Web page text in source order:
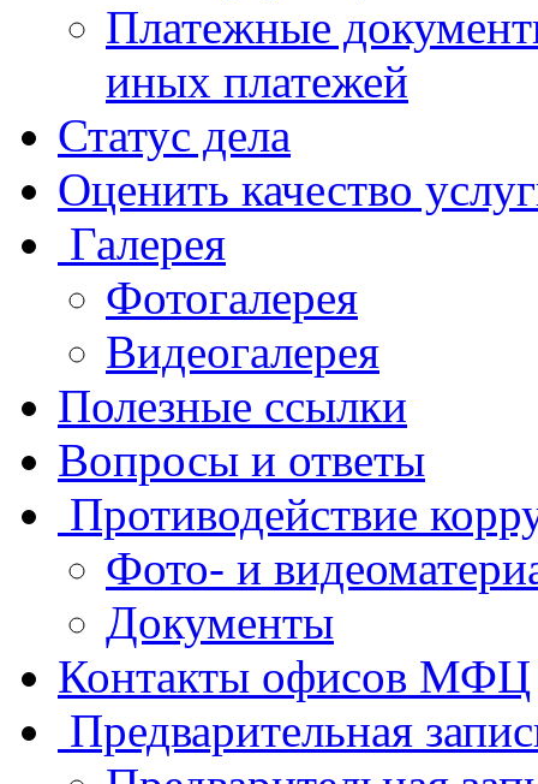
Платежные
иных платежей
Статус дела
Оценить качество
Галерея
Фотогалерея
Видеогалерея
Полезные ссылки
Вопросы и ответы
Противодействие
Фото- и
Документы
Контакты офисов МФЦ
Предварительная